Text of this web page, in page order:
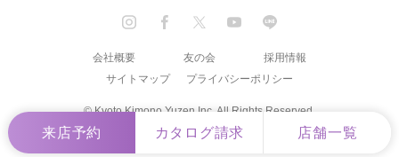
来店予約 カタログ請求 店舗一覧
近畿
© Kyoto Kimono Yuzen Inc. All Rights Reserved.
会社概要 友の会
採用情報
サイトマップ
プライバシーポリシー